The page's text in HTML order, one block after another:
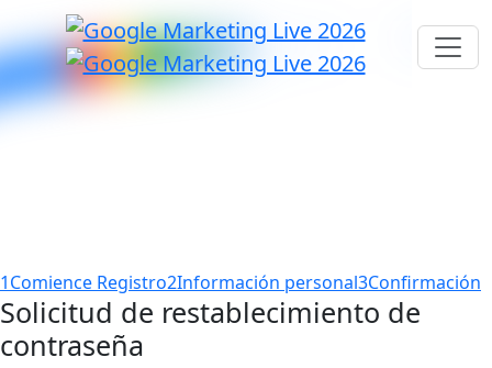
1Comience Registro2Información personal3Confirmación
Solicitud de restablecimiento de
contraseña